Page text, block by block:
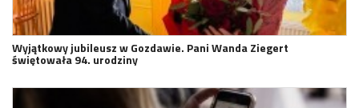
Wyjątkowy jubileusz w Gozdawie. Pani Wanda Ziegert
świętowała 94. urodziny